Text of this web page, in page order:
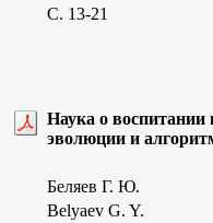
C. 13-21
Наука о
эволюции и
Беляев Г. Ю.
Belyaev G. Y.